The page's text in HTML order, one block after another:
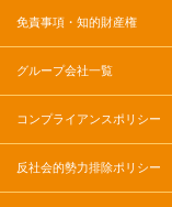
免責事項・知的財産権
グループ会社一覧
コンプライアンスポリシー
反社会的勢力排除ポリシー